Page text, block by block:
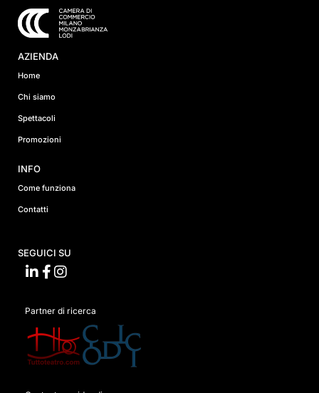
AZIENDA
Home
Chi siamo
Spettacoli
Promozioni
INFO
Come funziona
Contatti
SEGUICI SU
Partner di ricerca